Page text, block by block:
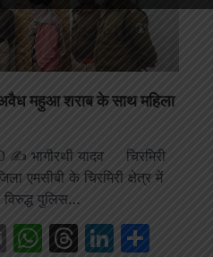
अवैध महुआ शराब के साथ महिला
✍️ भागीरथी यादव चिरमिरी
एमसीबी के चिरमिरी क्षेत्र में
पुलिस…
EmailWhatsApp
Threads
LinkedIn